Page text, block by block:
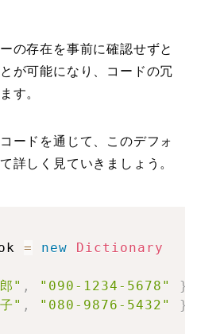
の存在を事前に確認せずと
が可能になり、コードの冗
す。
ードを通じて、このデフォ
詳しく見ていきましょう。
= new
Dictionary
" , "090-1234-5678" }
" , "080-9876-5432"
}